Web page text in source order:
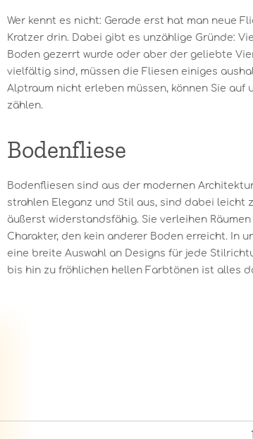
Wer kennt es nicht: Gerade erst hat man neue
Kratzer drin. Dabei gibt es unzählige Gründe:
Boden gezerrt wurde oder aber der geliebte
vielfältig sind, müssen die Fliesen einiges
Alptraum nicht erleben müssen, können Sie auf
zählen.
Bodenfliese
Bodenfliesen sind aus der modernen
strahlen Eleganz und Stil aus, sind dabei leicht
äußerst widerstandsfähig. Sie verleihen
Charakter, den kein anderer Boden erreicht. In
eine breite Auswahl an Designs für jede
bis hin zu fröhlichen hellen Farbtönen ist alles